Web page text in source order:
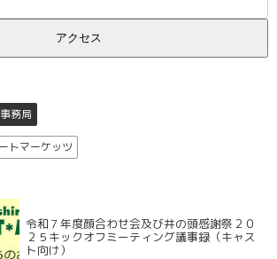
事務局
トマーケッツ
令和７年度顔合わせ会及び井の頭感謝祭２０
２５キックオフミーティング議事録（キャス
ト向け）